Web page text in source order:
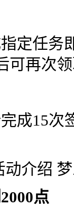
任务
可再次
15次
点